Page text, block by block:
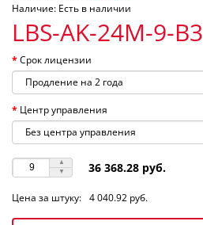
Наличие: Есть в наличии
LBS-AK-24M-9-B3
Срок лицензии
Центр управления
36 368.28 руб.
Цена за штуку: 4 040.92 руб.